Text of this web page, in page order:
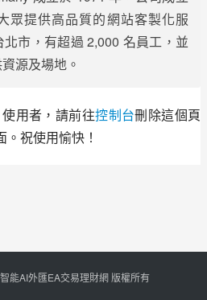
眾提供高品質的網站客製化服
市，有超過 2,000 名員工，並
源及場地。
用者，請前往控制台刪除這個頁
祝使用愉快！
能AI外匯EA交易理財網 版權所有